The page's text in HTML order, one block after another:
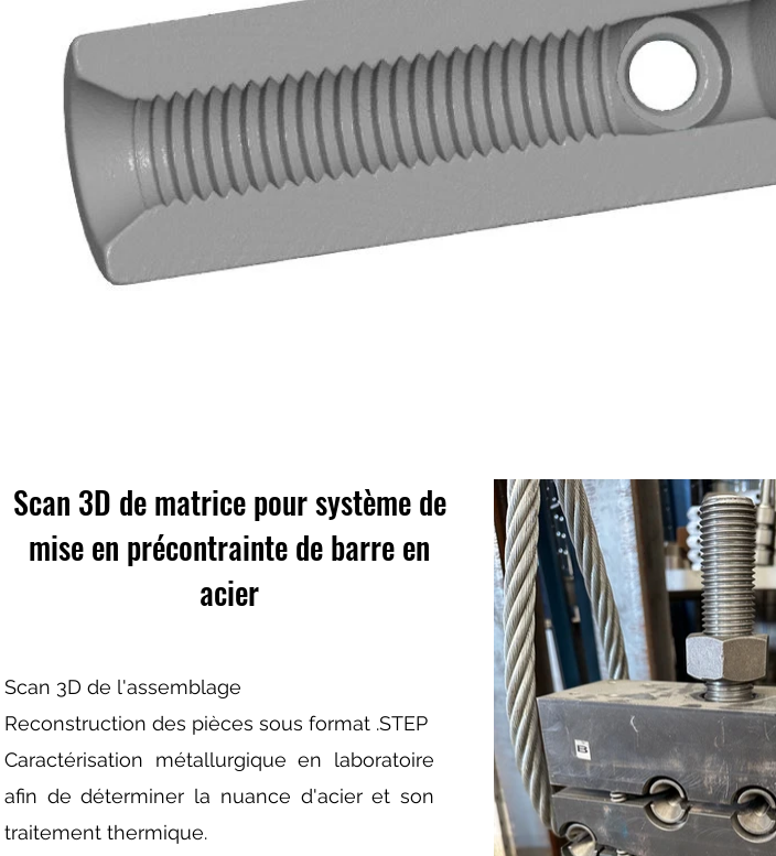
Scan 3D de matrice pour système de
mise en précontrainte de barre en
acier
Scan 3D de l'assemblage
Reconstruction des pièces sous format .STEP
Caractérisation métallurgique en laboratoire
afin de déterminer la nuance d'acier et son
traitement thermique.